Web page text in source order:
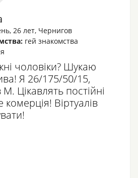
, 26 лет, Чернигов
гей знакомства
чоловіки? Шукаю
Я 26/175/50/15,
М. Цікавлять постійні
комерція! Віртуалів